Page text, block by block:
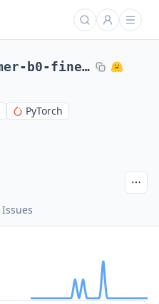
segformer-b0-finetuned-brooks-or-dunn
PyTorch
Issues